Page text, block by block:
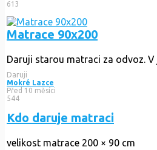
613
Matrace 90x200
Daruji starou matraci za odvoz. V
Daruji
Mokré Lazce
Před 10 měsíci
544
Kdo daruje matraci
velikost matrace 200 × 90 cm